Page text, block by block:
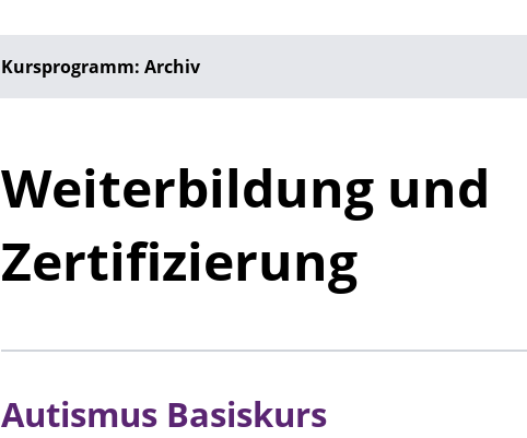
Kursprogramm: Archiv
Weiterbildung und
Zertifizierung
Autismus Basiskurs